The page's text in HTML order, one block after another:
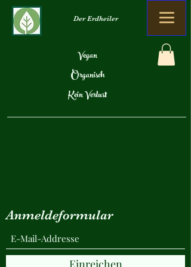
Der Erdheiler
Vegan
Organisch
Kein Verlust
Anmeldeformular
Einreichen